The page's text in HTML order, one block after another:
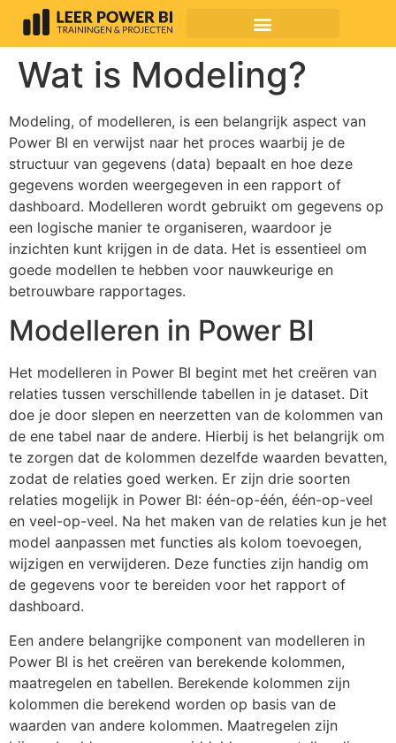
Wat is Modeling?
Modeling, of modelleren, is een belangrijk aspect van
Power BI en verwijst naar het proces waarbij je de
structuur van gegevens (data) bepaalt en hoe deze
gegevens worden weergegeven in een rapport of
dashboard. Modelleren wordt gebruikt om gegevens op
een logische manier te organiseren, waardoor je
inzichten kunt krijgen in de data. Het is essentieel om
goede modellen te hebben voor nauwkeurige en
betrouwbare rapportages.
Modelleren in Power BI
Het modelleren in Power BI begint met het creëren van
relaties tussen verschillende tabellen in je dataset. Dit
doe je door slepen en neerzetten van de kolommen van
de ene tabel naar de andere. Hierbij is het belangrijk om
te zorgen dat de kolommen dezelfde waarden bevatten,
zodat de relaties goed werken. Er zijn drie soorten
relaties mogelijk in Power BI: één-op-één, één-op-veel
en veel-op-veel. Na het maken van de relaties kun je het
model aanpassen met functies als kolom toevoegen,
wijzigen en verwijderen. Deze functies zijn handig om
de gegevens voor te bereiden voor het rapport of
dashboard.
Een andere belangrijke component van modelleren in
Power BI is het creëren van berekende kolommen,
maatregelen en tabellen. Berekende kolommen zijn
kolommen die berekend worden op basis van de
waarden van andere kolommen. Maatregelen zijn